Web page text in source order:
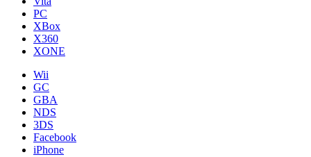
PC
XBox
X360
XONE
Wii
GC
GBA
NDS
3DS
Facebook
iPhone